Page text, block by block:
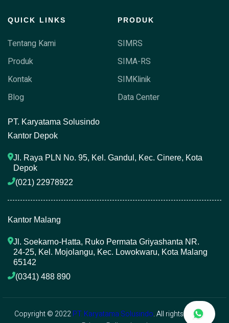
QUICK LINKS
Tentang Kami
Produk
Kontak
Blog
PRODUK
SIMRS
SIMA-RS
SIMKlinik
Data Center
PT. Karyatama Solusindo
Kantor Depok
Jl. Raya PLN No. 95, Kel. Gandul, Kec. Cinere, Kota
Depok
(021) 22978922
Kantor Malang
Jl. Soekarno-Hatta, Ruko Permata Griyashanta NR.
24-25, Kel. Mojolangu, Kec. Lowokwaru, Kota Malang
65142
(0341) 488 890
Copyright © 2022PT. Karyatama Solusindo. All rights reserved.